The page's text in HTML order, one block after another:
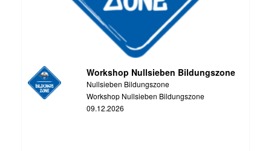
Workshop Nullsieben Bildungszone
Nullsieben Bildungszone
Workshop Nullsieben Bildungszone
09.12.2026